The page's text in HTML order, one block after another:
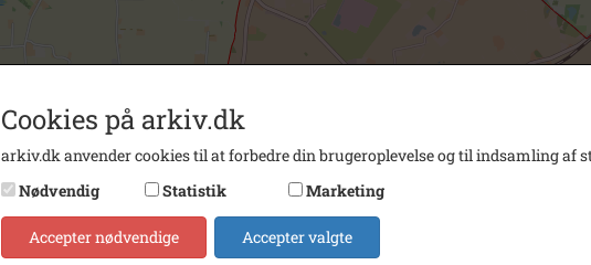
Cookies på arkiv.dk
arkiv.dk anvender cookies til at forbedre din brugeroplevelse og til indsamling af
Nødvendig
Statistik Marketing
Accepter nødvendige Accepter valgte